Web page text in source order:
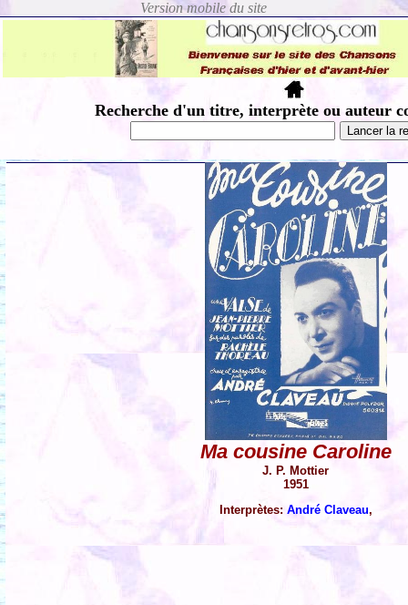
Recherche d'un titre, interprète ou auteur
Ma cousine Caroline
J. P. Mottier
1951
Interprètes: André Claveau,